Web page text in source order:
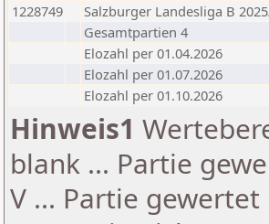
1228749
Salzburger Landesliga B
Gesamtpartien 4
Elozahl per 01.04.2026
Elozahl per 01.07.2026
Elozahl per 01.10.2026
Hinweis1
blank ... Partie
V ... Partie